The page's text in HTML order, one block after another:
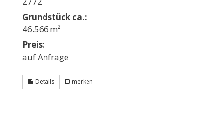
Grund­stück ca.:
46.566 m²
Preis:
auf Anfrage
Details merken